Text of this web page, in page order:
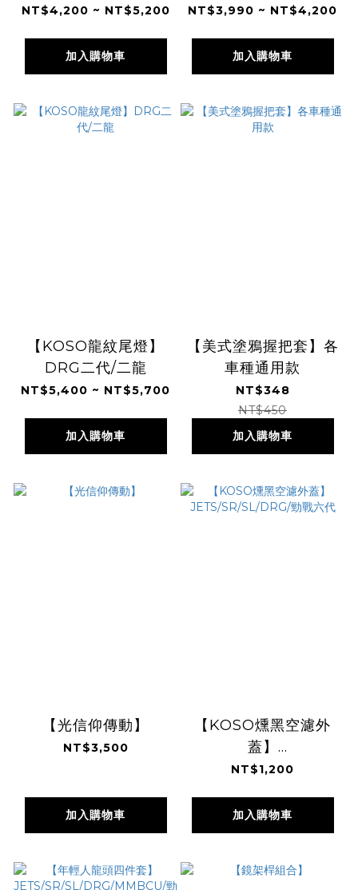
NT$4,200 ~ NT$5,200
加入購物車
NT$3,990 ~ NT$4,200
加入購物車
【KOSO龍紋尾燈】
DRG二代/二龍
NT$5,400 ~ NT$5,700
加入購物車
【美式塗鴉握把套】各
車種通用款
NT$348
NT$450
加入購物車
【光信仰傳動】
NT$3,500
加入購物車
【KOSO燻黑空濾外
蓋】
JETS/SR/SL/DRG/勁
NT$1,200
加入購物車